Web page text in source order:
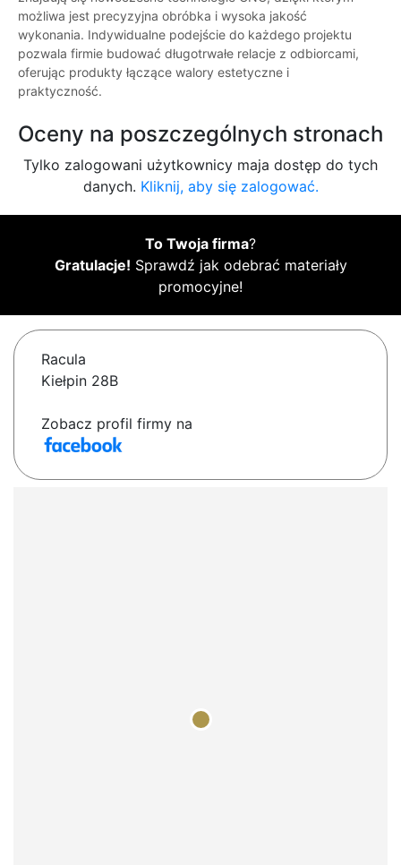
możliwa jest precyzyjna obróbka i wysoka jakość
wykonania. Indywidualne podejście do każdego projektu
pozwala firmie budować długotrwałe relacje z odbiorcami,
oferując produkty łączące walory estetyczne i
praktyczność.
Oceny na poszczególnych stronach
Tylko zalogowani użytkownicy maja dostęp do tych
danych. Kliknij, aby się zalogować.
To Twoja firma?
Gratulacje! Sprawdź jak odebrać materiały
promocyjne!
Racula
Kiełpin 28B
Zobacz profil firmy na